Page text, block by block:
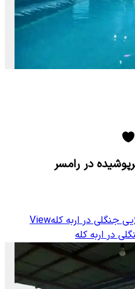
در رامسر
جنگلی در اربه کلهView
در اربه کله